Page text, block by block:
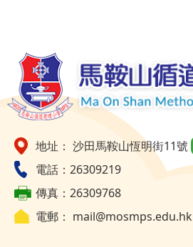
地址： 沙田馬鞍山恆明街11號
電話：26309219
傳真：26309768
電郵： mail@mosmps.edu.hk